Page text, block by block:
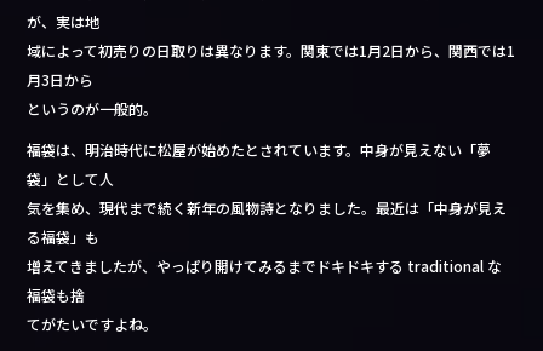
が、実は地
域によって初売りの日取りは異なります。関東では1月2日から、関西では1
月3日から
というのが一般的。
福袋は、明治時代に松屋が始めたとされています。中身が見えない「夢
袋」として人
気を集め、現代まで続く新年の風物詩となりました。最近は「中身が見え
る福袋」も
増えてきましたが、やっぱり開けてみるまでドキドキする traditional な
福袋も捨
てがたいですよね。